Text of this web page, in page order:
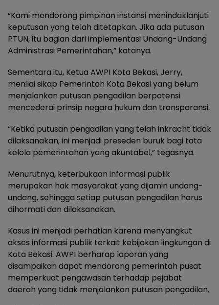
“Kami mendorong pimpinan instansi menindaklanjuti
keputusan yang telah ditetapkan. Jika ada putusan
PTUN, itu bagian dari implementasi Undang-Undang
Administrasi Pemerintahan,” katanya.
Sementara itu, Ketua AWPI Kota Bekasi, Jerry,
menilai sikap Pemerintah Kota Bekasi yang belum
menjalankan putusan pengadilan berpotensi
mencederai prinsip negara hukum dan transparansi.
“Ketika putusan pengadilan yang telah inkracht tidak
dilaksanakan, ini menjadi preseden buruk bagi tata
kelola pemerintahan yang akuntabel,” tegasnya.
Menurutnya, keterbukaan informasi publik
merupakan hak masyarakat yang dijamin undang-
undang, sehingga setiap putusan pengadilan harus
dihormati dan dilaksanakan.
Kasus ini menjadi perhatian karena menyangkut
akses informasi publik terkait kebijakan lingkungan di
Kota Bekasi. AWPI berharap laporan yang
disampaikan dapat mendorong pemerintah pusat
memperkuat pengawasan terhadap pejabat
daerah yang tidak menjalankan putusan pengadilan.